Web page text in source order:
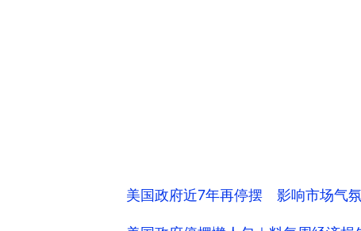
美国政府近7年再停摆 影响市场气